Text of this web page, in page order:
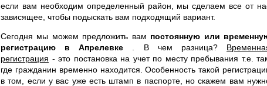
если вам необходим определенный район, мы сделаем все от
зависящее, чтобы подыскать вам подходящий вариант.
Сегодня мы можем предложить вам постоянную или
регистрацию в Апрелевке
. В чем разница?
регистрация - это постановка на учет по месту пребывания т.е.
где гражданин временно находится. Особенность такой
в том, если у вас уже есть штамп в паспорте, но скажем вам